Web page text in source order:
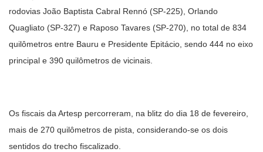
rodovias João Baptista Cabral Rennó (SP-225), Orlando
Quagliato (SP-327) e Raposo Tavares (SP-270), no total de 834
quilômetros entre Bauru e Presidente Epitácio, sendo 444 no eixo
principal e 390 quilômetros de vicinais.
Os fiscais da Artesp percorreram, na blitz do dia 18 de fevereiro,
mais de 270 quilômetros de pista, considerando-se os dois
sentidos do trecho fiscalizado.